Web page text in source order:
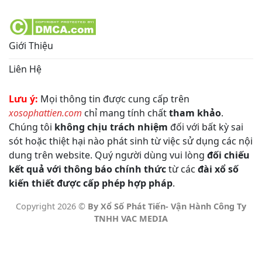
Giới Thiệu
Liên Hệ
Lưu ý: Mọi thông tin được cung cấp trên
xosophattien.com chỉ mang tính chấttham khảo.
Chúng tôi không chịu trách nhiệm đối với bất kỳ sai
sót hoặc thiệt hại nào phát sinh từ việc sử dụng các nội
dung trên website. Quý người dùng vui lòng đối chiếu
kết quả với thông báo chính thứctừ các đài xổ số
kiến thiết được cấp phép hợp pháp.
Copyright 2026 © By Xổ Số Phát Tiến- Vận Hành Công Ty
TNHH VAC MEDIA